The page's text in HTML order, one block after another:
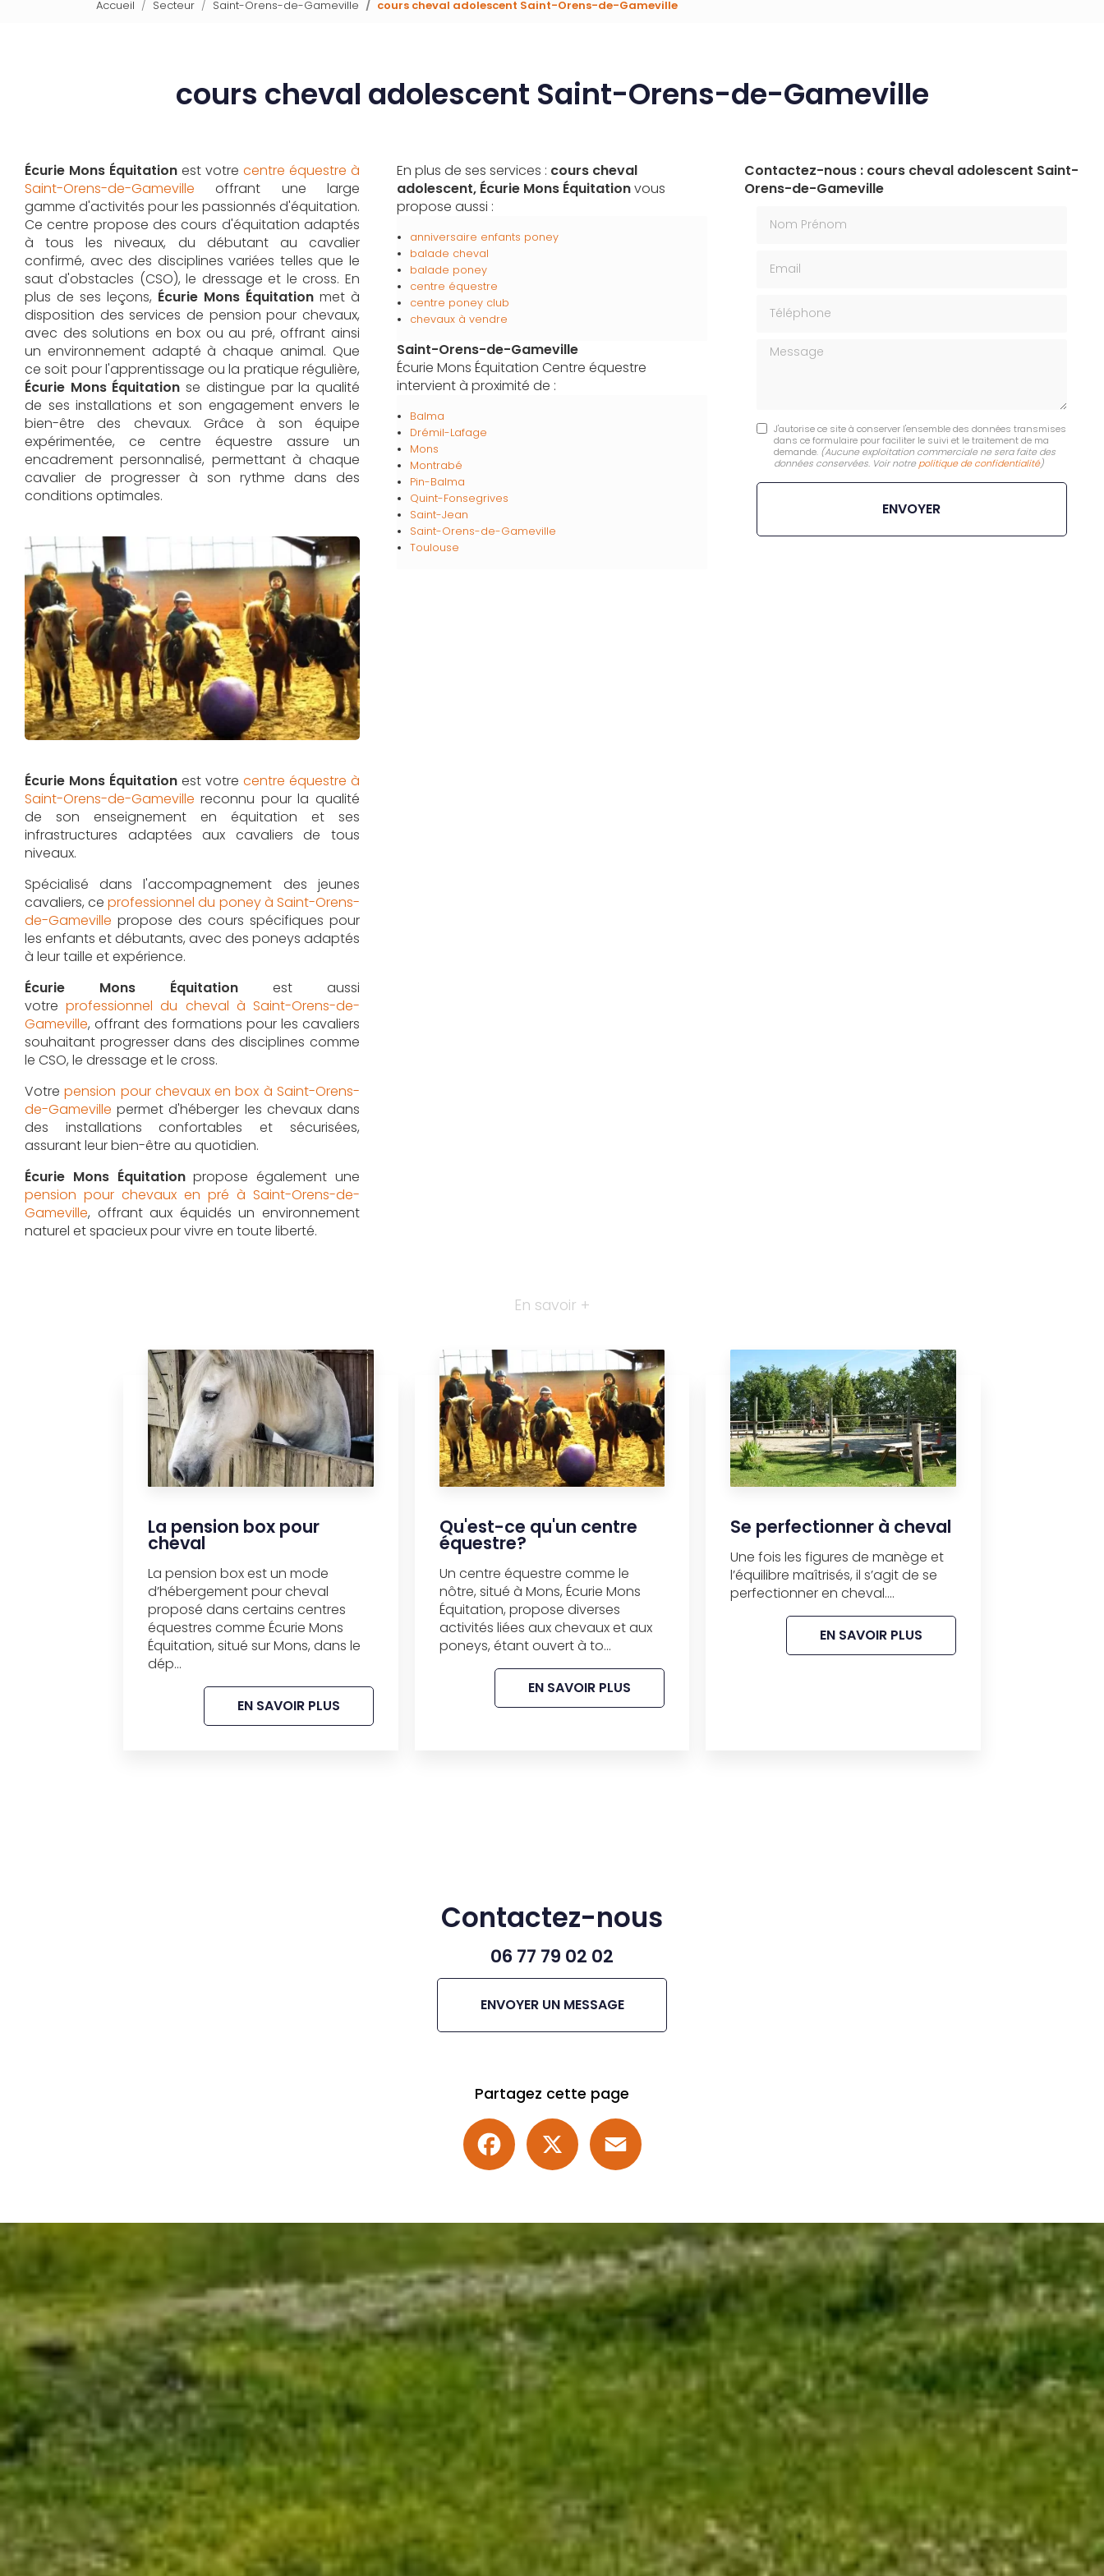
Accueil Secteur Saint-Orens-de-Gameville cours cheval adolescent Saint-Orens-de-Gameville
cours cheval adolescent Saint-Orens-de-Gameville
Écurie Mons Équitation est votre centre équestre à
Saint-Orens-de-Gameville offrant une large
gamme d'activités pour les passionnés d'équitation.
Ce centre propose des cours d'équitation adaptés
à tous les niveaux, du débutant au cavalier
confirmé, avec des disciplines variées telles que le
saut d'obstacles (CSO), le dressage et le cross. En
plus de ses leçons, Écurie Mons Équitation met à
disposition des services de pension pour chevaux,
avec des solutions en box ou au pré, offrant ainsi
un environnement adapté à chaque animal. Que
ce soit pour l'apprentissage ou la pratique régulière,
Écurie Mons Équitation se distingue par la qualité
de ses installations et son engagement envers le
bien-être des chevaux. Grâce à son équipe
expérimentée, ce centre équestre assure un
encadrement personnalisé, permettant à chaque
cavalier de progresser à son rythme dans des
conditions optimales.
Écurie Mons Équitation est votre centre équestre à
Saint-Orens-de-Gameville reconnu pour la qualité
de son enseignement en équitation et ses
infrastructures adaptées aux cavaliers de tous
niveaux.
Spécialisé dans l'accompagnement des jeunes
cavaliers, ceprofessionnel du poney à Saint-Orens-
de-Gameville propose des cours spécifiques pour
les enfants et débutants, avec des poneys adaptés
à leur taille et expérience.
Écurie Mons Équitation est aussi
votreprofessionnel du cheval à Saint-Orens-de-
Gameville, offrant des formations pour les cavaliers
souhaitant progresser dans des disciplines comme
le CSO, le dressage et le cross.
Votrepension pour chevaux en box à Saint-Orens-
de-Gameville permet d'héberger les chevaux dans
des installations confortables et sécurisées,
assurant leur bien-être au quotidien.
Écurie Mons Équitationpropose également une
pension pour chevaux en pré à Saint-Orens-de-
Gameville, offrant aux équidés un environnement
naturel et spacieux pour vivre en toute liberté.
En plus de ses services : cours cheval
adolescent, Écurie Mons Équitationvous
propose aussi :
anniversaire enfants poney
balade cheval
balade poney
centre équestre
centre poney club
chevaux à vendre
Saint-Orens-de-Gameville
Écurie Mons Équitation Centre équestre
intervient à proximité de :
Balma
Drémil-Lafage
Mons
Montrabé
Pin-Balma
Quint-Fonsegrives
Saint-Jean
Saint-Orens-de-Gameville
Toulouse
Contactez-nous : cours cheval adolescent Saint-
Orens-de-Gameville
Message
J'autorise ce site à conserver l'ensemble des données transmises
dans ce formulaire pour faciliter le suivi et le traitement de ma
demande. (Aucune exploitation commerciale ne sera faite des
données conservées. Voir notre politique de confidentialité)
En savoir +
La pension box pour
cheval
La pension box est un mode
d’hébergement pour cheval
proposé dans certains centres
équestres comme Écurie Mons
Équitation, situé sur Mons, dans le
dép...
EN SAVOIR PLUS
Qu'est-ce qu'un centre
équestre?
Un centre équestre comme le
nôtre, situé à Mons, Écurie Mons
Équitation, propose diverses
activités liées aux chevaux et aux
poneys, étant ouvert à to...
EN SAVOIR PLUS
Se perfectionner à cheval
Une fois les figures de manège et
l’équilibre maîtrisés, il s’agit de se
perfectionner en cheval....
EN SAVOIR PLUS
Contactez-nous
06 77 79 02 02
ENVOYER UN MESSAGE
Partagez cette page
Facebook